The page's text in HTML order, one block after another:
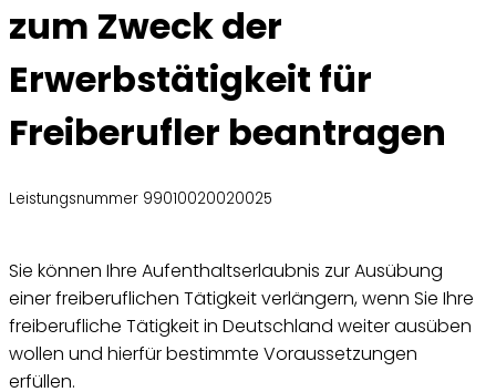
zum Zweck der
Erwerbstätigkeit für
Freiberufler beantragen
Leistungsnummer 99010020020025
Sie können Ihre Aufenthaltserlaubnis zur Ausübung
einer freiberuflichen Tätigkeit verlängern, wenn Sie Ihre
freiberufliche Tätigkeit in Deutschland weiter ausüben
wollen und hierfür bestimmte Voraussetzungen
erfüllen.